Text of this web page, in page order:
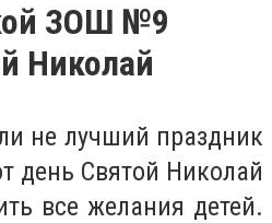
ЗОШ №9
Николай
не лучший праздник
день Святой Николай
все желания детей.